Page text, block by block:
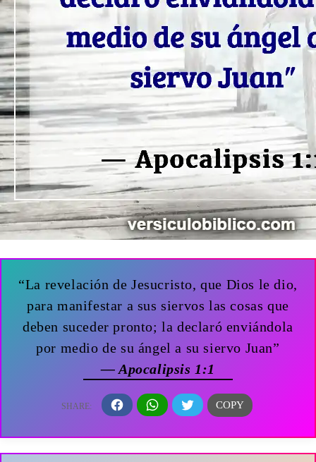
“La revelación de Jesucristo, que Dios le dio,
para manifestar a sus siervos las cosas que
deben suceder pronto; la declaró enviándola
por medio de su ángel a su siervo Juan”
— Apocalipsis 1:1